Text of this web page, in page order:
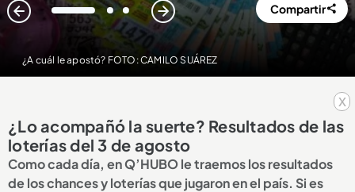
x
¿A cuál le apostó? FOTO: CAMILO SUÁREZ
1 2 3 Compartir
¿Lo acompañó la suerte? Resultados de las
loterías del 3 de agosto
Como cada día, en Q’HUBO le traemos los resultados
de los chances y loterías que jugaron en el país. Si es